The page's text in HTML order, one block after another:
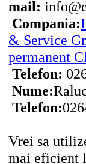
mail:
Compania:
& Service
permanent
Telefon:
Nume:
Telefon:
Vrei sa
mai eficient